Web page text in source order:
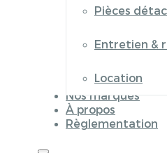
Pièces
Entretien &
Location
Nos marques
À propos
Règlementation